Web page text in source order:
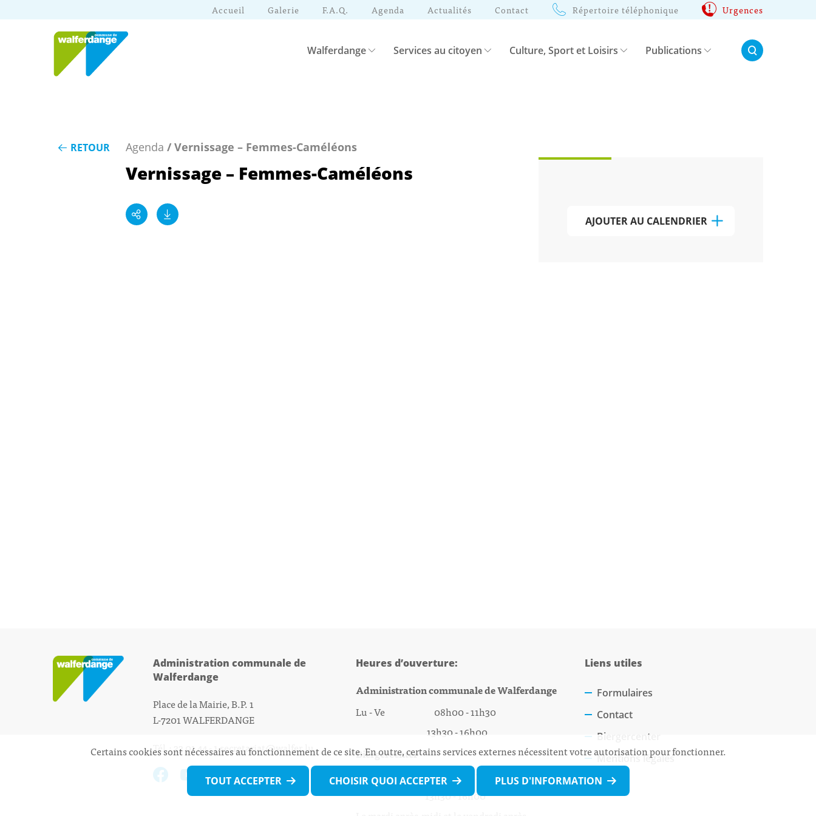
Accueil Galerie F.A.Q. Agenda Actualités Contact Répertoire téléphonique Urgences
Walferdange Services au citoyen Culture, Sport et Loisirs Publications Rechercher:
RETOUR Agenda / Vernissage – Femmes-Caméléons
Vernissage – Femmes-Caméléons
AJOUTER AU CALENDRIER
Administration communale de
Walferdange
Place de la Mairie, B.P. 1
L-7201 WALFERDANGE
Tél.: 33 01 44 - 1secretariat@walfer.lu
Heures d’ouverture:
Administration communale de Walferdange
Lu - Ve 08h00 - 11h30
13h30 - 16h00
Biergercenter
Lu - Ve 08h00 - 11h30
13h30 - 16h00
Liens utiles
Formulaires
Contact
Biergercenter
Mentions légales
Certains cookies sont nécessaires au fonctionnement de ce site. En outre, certains services externes nécessitent votre autorisation pour fonctionner.
TOUT ACCEPTER CHOISIR QUOI ACCEPTER PLUS D'INFORMATION